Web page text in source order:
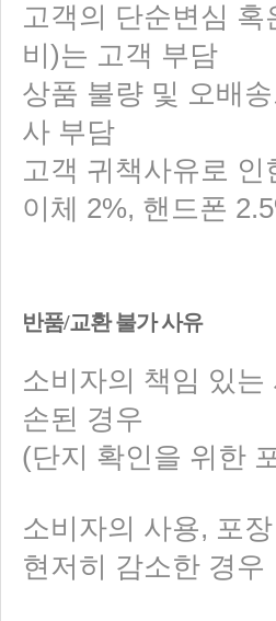
고객의 단순변심
비)는 고객 부담
상품 불량 및 오배
사 부담
고객 귀책사유로
이체 2%, 핸드폰
반품/교환 불가 사유
소비자의 책임 있
손된 경우
(단지 확인을 위한
소비자의 사용, 포
현저히 감소한 경우